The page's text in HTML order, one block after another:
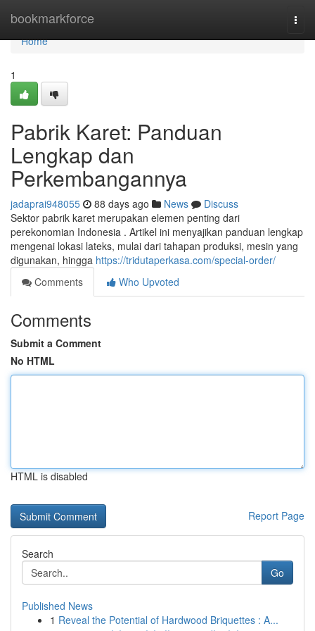
bookmarkforce
Home
Home
1
Pabrik Karet: Panduan
Lengkap dan
Perkembangannya
jadaprai948055 88 days ago News
Discuss
Sektor pabrik karet merupakan elemen penting dari
perekonomian Indonesia . Artikel ini menyajikan panduan lengkap
mengenai lokasi lateks, mulai dari tahapan produksi, mesin yang
digunakan, hingga https://tridutaperkasa.com/special-order/
Comments
Who Upvoted
Comments
Submit a Comment
No HTML
HTML is disabled
Report Page
Search
Go
Published News
1 Reveal the Potential of Hardwood Briquettes : A...